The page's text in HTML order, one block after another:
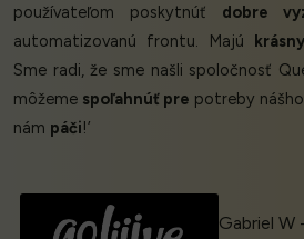
používateľom poskytnúť dobre
automatizovanú frontu. Majú krásny
Sme radi, že sme našli spoločnosť
môžeme spoľahnúť pre potreby
nám páči!’
Gabriel W